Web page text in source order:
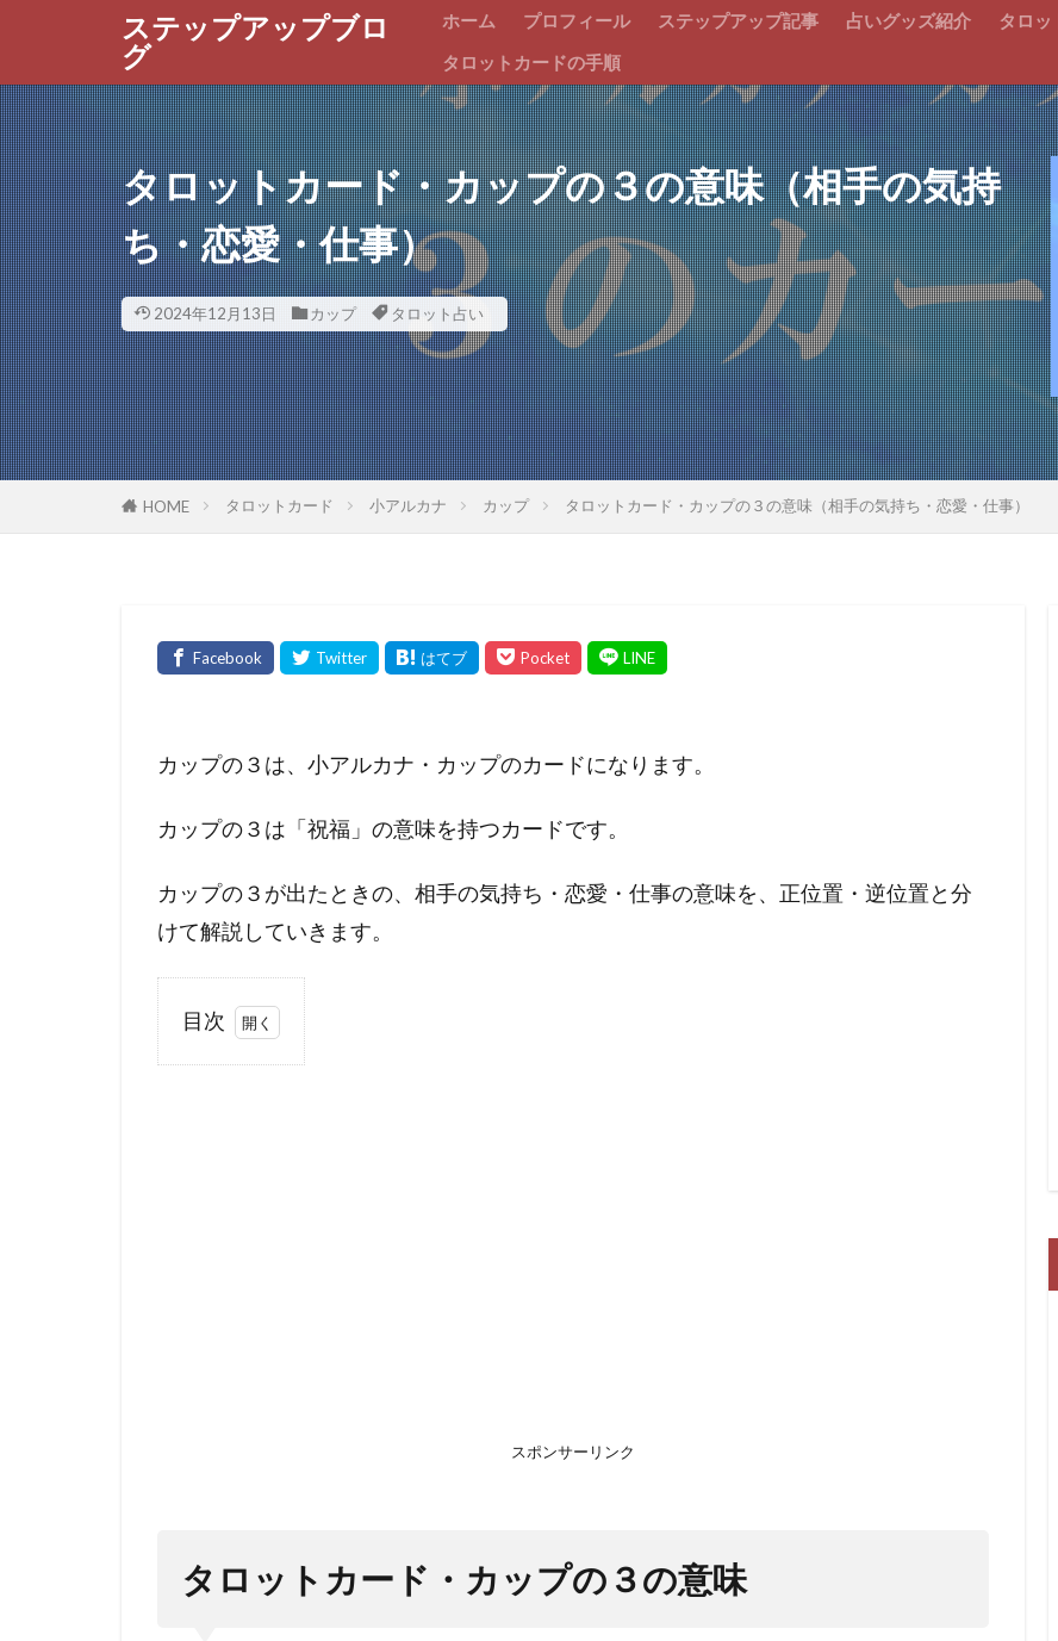
ステップアップブロ
グ
ホーム プロフィール ステップアップ記事 占いグッズ紹介
タロッ
タロットカードの手順
タロットカード・カップの３の意味（相手の気持
ち・恋愛・仕事）
2024年12月13日 カップ タロット占い
HOME タロットカード 小アルカナ カップ タロットカード・カップの３の意味（相手の気持ち・恋愛・仕事）
カップの３は、小アルカナ・カップのカードになります。
カップの３は「祝福」の意味を持つカードです。
カップの３が出たときの、相手の気持ち・恋愛・仕事の意味を、正位置・逆位置と分
けて解説していきます。
目次
カッ
プの
スポンサーリンク
タロットカード・カップの３の意味